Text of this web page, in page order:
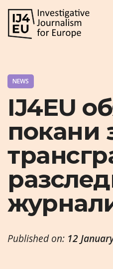
NEWS
IJ4EU
покани
Published on: 12